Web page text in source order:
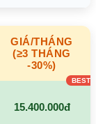
GIÁ/THÁNG
(≥3 THÁNG
-30%)
15.400.000đ